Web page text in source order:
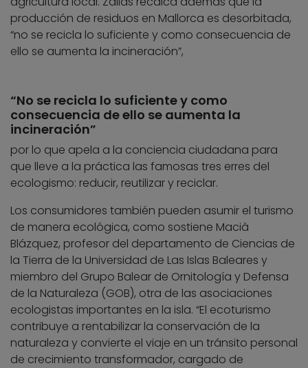
producción de residuos en Mallorca es desorbitada,
“no se recicla lo suficiente y como consecuencia de
ello se aumenta la incineración”,
“No se recicla lo suficiente y como
consecuencia de ello se aumenta la
incineración”
por lo que apela a la conciencia ciudadana para
que lleve a la práctica las famosas tres erres del
ecologismo: reducir, reutilizar y reciclar.
Los consumidores también pueden asumir el turismo
de manera ecológica, como sostiene Macià
Blázquez, profesor del departamento de Ciencias de
la Tierra de la Universidad de Las Islas Baleares y
miembro del Grupo Balear de Ornitología y Defensa
de la Naturaleza (GOB), otra de las asociaciones
ecologistas importantes en la isla. “El ecoturismo
contribuye a rentabilizar la conservación de la
naturaleza y convierte el viaje en un tránsito personal
de crecimiento transformador, cargado de